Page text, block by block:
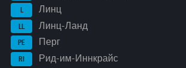
L Линц
LL Линц-Ланд
PE Перг
RI Рид-им-Иннкрайс